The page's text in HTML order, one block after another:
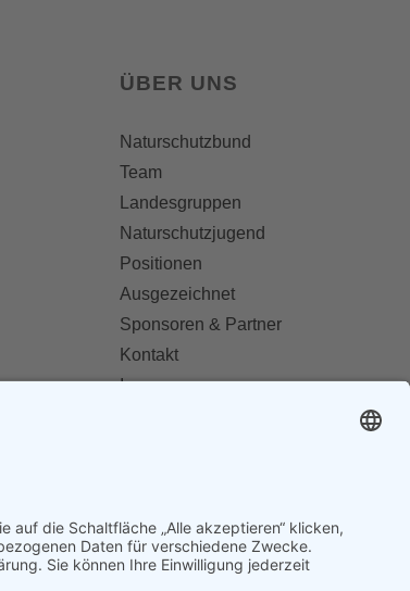
ÜBER UNS
Naturschutzbund
Team
Landesgruppen
Naturschutzjugend
Positionen
Ausgezeichnet
Sponsoren & Partner
Kontakt
Impressum